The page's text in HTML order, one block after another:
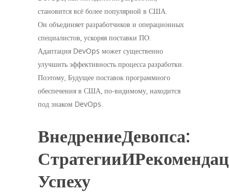
становится всё более популярной в США.
Он объединяет разработчиков и операционных
специалистов, ускоряя поставки ПО.
Адаптация DevOps может существенно
улучшить эффективность процесса разработки.
Поэтому, Будущее поставок программного
обеспечения в США, по-видимому, находится
под знаком DevOps.
ВнедрениеДевопса:
Успеху